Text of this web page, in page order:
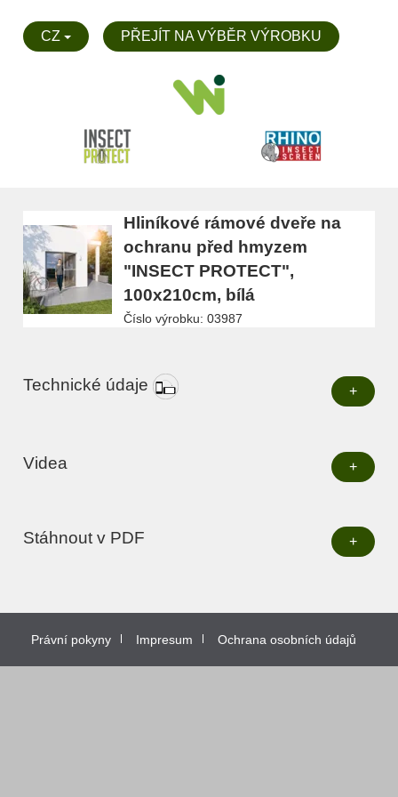
CZ PŘEJÍT NA VÝBĚR VÝROBKU
Hliníkové rámové dveře na
ochranu před hmyzem
"INSECT PROTECT",
100x210cm, bílá
Číslo výrobku: 03987
Technické údaje +
Videa +
Stáhnout v PDF +
Právní pokyny Impresum Ochrana osobních údajů